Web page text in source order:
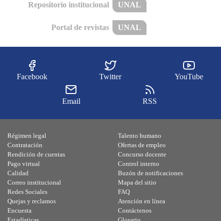
Repositorio institucional UNAL
Portal de revistas UNAL
Facebook Twitter YouTube
Email RSS
Régimen legal
Contratación
Rendición de cuentas
Pago virtual
Calidad
Talento humano
Ofertas de empleo
Concurso docente
Control interno
Buzón de notificaciones
Correo institucional
Redes Sociales
Quejas y reclamos
Encuesta
Mapa del sitio
FAQ
Atención en línea
Contáctenos